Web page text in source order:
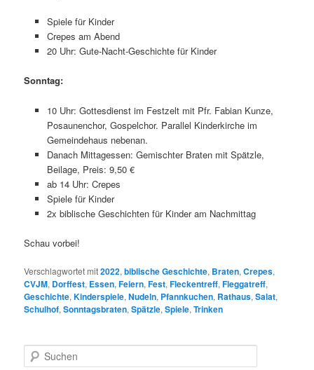
Spiele für Kinder
Crepes am Abend
20 Uhr: Gute-Nacht-Geschichte für Kinder
Sonntag:
10 Uhr: Gottesdienst im Festzelt mit Pfr. Fabian Kunze,
Posaunenchor, Gospelchor. Parallel Kinderkirche im
Gemeindehaus nebenan.
Danach Mittagessen: Gemischter Braten mit Spätzle,
Beilage, Preis: 9,50 €
ab 14 Uhr: Crepes
Spiele für Kinder
2x biblische Geschichten für Kinder am Nachmittag
Schau vorbei!
Verschlagwortet mit2022,biblische Geschichte, Braten,Crepes,
CVJM, Dorffest, Essen,Feiern,Fest,Fleckentreff,Fleggatreff,
Geschichte,Kinderspiele,Nudeln, Pfannkuchen, Rathaus,Salat,
Schulhof,Sonntagsbraten,Spätzle,Spiele,Trinken
u